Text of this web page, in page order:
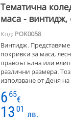
Тематична
маса -
Код: POK0058
Винтидж.
покривки за маса,
правоъгълна или
различни размера.
използване от Деня
Валентин. Размерите
поръчка и доставката
6 65
€
13 01
лв.